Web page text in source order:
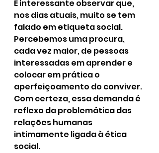
É interessante observar que,
nos dias atuais, muito se tem
falado em etiqueta social.
Percebemos uma procura,
cada vez maior, de pessoas
interessadas em aprender e
colocar em prática o
aperfeiçoamento do conviver.
Com certeza, essa demanda é
reflexo da problemática das
relações humanas
intimamente ligada à ética
social.